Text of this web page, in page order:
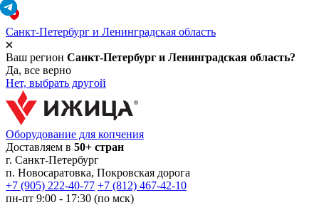
Санкт-Петербург и Ленинградская область
Ваш регион Санкт-Петербург и Ленинградская область?
Да, все верно
Нет, выбрать другой
Оборудование для копчения
Доставляем в 50+ стран
г. Санкт-Петербург
п. Новосаратовка, Покровская дорога
+7 (905) 222-40-77 +7 (812) 467-42-10
пн-пт 9:00 - 17:30 (по мск)